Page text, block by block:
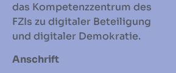
das Kompetenzzentrum des
FZIs zu digitaler Beteiligung
und digitaler Demokratie.
Anschrift